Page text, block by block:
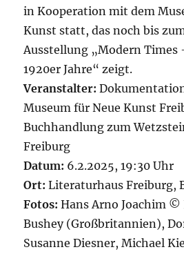
in Kooperation mit dem
Kunst statt, das noch bis
Ausstellung „Modern Times
1920er Jahre“ zeigt.
Veranstalter:
Museum für Neue Kunst
Buchhandlung zum
Freiburg
Datum: 6.2.2025, 19:30 Uhr
Ort: Literaturhaus Freiburg,
Fotos: Hans Arno Joachim ©
Bushey (Großbritannien),
Susanne Diesner, Michael